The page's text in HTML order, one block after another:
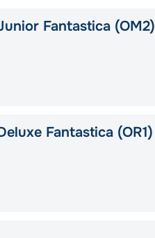
Fantastica (OM2)
Fantastica (OR1)